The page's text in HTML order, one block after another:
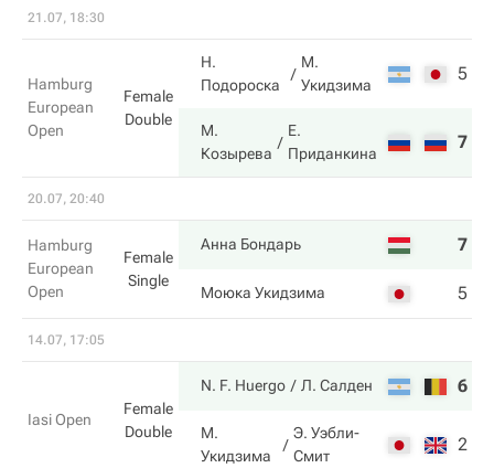
21.07, 18:30
Hamburg
European
Open
Female
Double
Н.
Подороска
М.
Укидзима
5
М.
Козырева
Е.
Приданкина
7
20.07, 20:40
Hamburg
European
Open
Female
Single
Анна Бондарь 7
Моюка Укидзима 5
14.07, 17:05
Iasi Open
Female
Double
N. F. Huergo Л. Салден 6
М.
Укидзима
Э. Уэбли-
Смит
2